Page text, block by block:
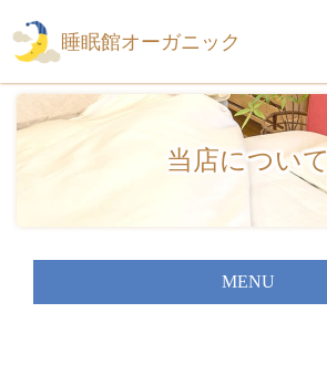
睡眠館オーガニック
当店について
MENU